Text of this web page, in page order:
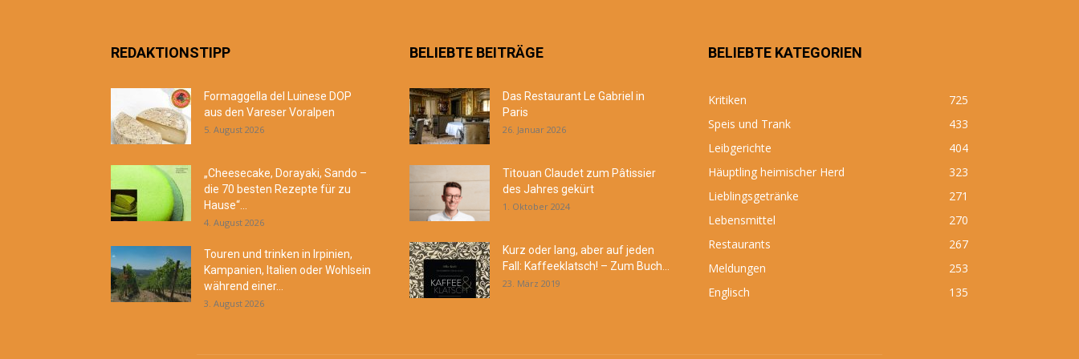
REDAKTIONSTIPP
Formaggella del Luinese DOP
aus den Vareser Voralpen
5. August 2026
„Cheesecake, Dorayaki, Sando –
die 70 besten Rezepte für zu
Hause“...
4. August 2026
Touren und trinken in Irpinien,
Kampanien, Italien oder Wohlsein
während einer...
3. August 2026
BELIEBTE BEITRÄGE
Das Restaurant Le Gabriel in
Paris
26. Januar 2026
Titouan Claudet zum Pâtissier
des Jahres gekürt
1. Oktober 2024
Kurz oder lang, aber auf jeden
Fall: Kaffeeklatsch! – Zum Buch...
23. März 2019
BELIEBTE KATEGORIEN
Kritiken
725
Speis und Trank
433
Leibgerichte
404
Häuptling heimischer Herd
323
Lieblingsgetränke
271
Lebensmittel
270
Restaurants
267
Meldungen
253
Englisch
135